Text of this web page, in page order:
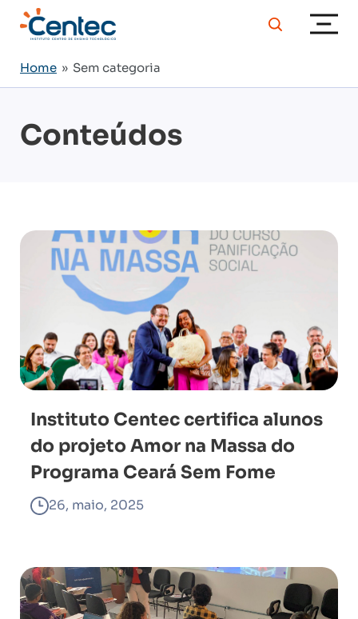
Home » Sem categoria
Conteúdos
Instituto Centec certifica alunos
do projeto Amor na Massa do
Programa Ceará Sem Fome
26, maio, 2025